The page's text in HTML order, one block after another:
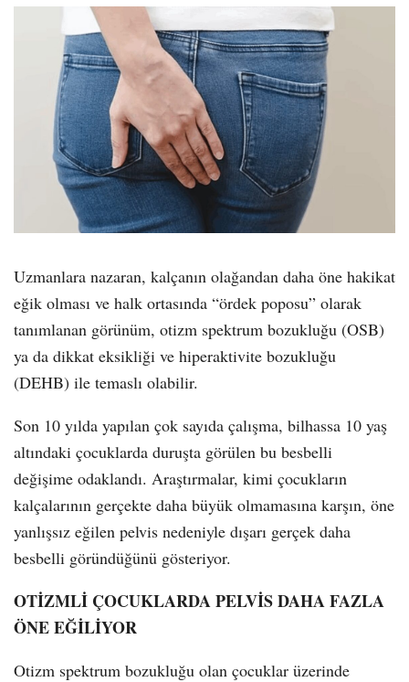
Uzmanlara nazaran, kalçanın olağandan daha öne hakikat
eğik olması ve halk ortasında “ördek poposu” olarak
tanımlanan görünüm, otizm spektrum bozukluğu (OSB)
ya da dikkat eksikliği ve hiperaktivite bozukluğu
(DEHB) ile temaslı olabilir.
Son 10 yılda yapılan çok sayıda çalışma, bilhassa 10 yaş
altındaki çocuklarda duruşta görülen bu besbelli
değişime odaklandı. Araştırmalar, kimi çocukların
kalçalarının gerçekte daha büyük olmamasına karşın, öne
yanlışsız eğilen pelvis nedeniyle dışarı gerçek daha
besbelli göründüğünü gösteriyor.
OTİZMLİ ÇOCUKLARDA PELVİS DAHA FAZLA
ÖNE EĞİLİYOR
Otizm spektrum bozukluğu olan çocuklar üzerinde